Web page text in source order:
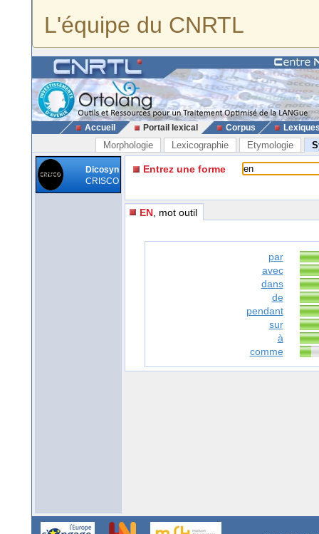
L'équipe du CNRTL
Accueil Portail lexical Corpus
Morphologie Lexicographie Etymologie
Dicosyn
CRISCO
Entrez une forme
EN , mot outil
par
avec
dans
de
pendant
sur
à
comme